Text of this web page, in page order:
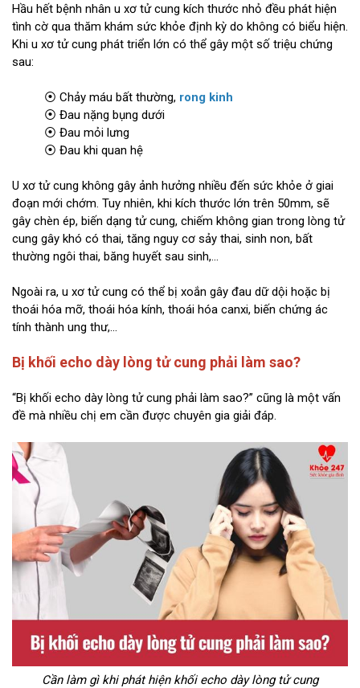
Hầu hết bệnh nhân u xơ tử cung kích thước nhỏ đều phát hiện
tình cờ qua thăm khám sức khỏe định kỳ do không có biểu hiện.
Khi u xơ tử cung phát triển lớn có thể gây một số triệu chứng
sau:
⦿ Chảy máu bất thường, rong kinh
⦿ Đau nặng bụng dưới
⦿ Đau mỏi lưng
⦿ Đau khi quan hệ
U xơ tử cung không gây ảnh hưởng nhiều đến sức khỏe ở giai
đoạn mới chớm. Tuy nhiên, khi kích thước lớn trên 50mm, sẽ
gây chèn ép, biến dạng tử cung, chiếm không gian trong lòng tử
cung gây khó có thai, tăng nguy cơ sảy thai, sinh non, bất
thường ngôi thai, băng huyết sau sinh,...
Ngoài ra, u xơ tử cung có thể bị xoắn gây đau dữ dội hoặc bị
thoái hóa mỡ, thoái hóa kính, thoái hóa canxi, biến chứng ác
tính thành ung thư,...
Bị khối echo dày lòng tử cung phải làm sao?
“Bị khối echo dày lòng tử cung phải làm sao?” cũng là một vấn
đề mà nhiều chị em cần được chuyên gia giải đáp.
Cần làm gì khi phát hiện khối echo dày lòng tử cung